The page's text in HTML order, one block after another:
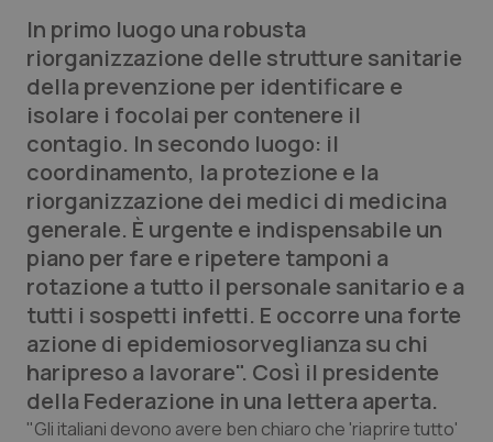
Lettere al direttore
Edizioni Regionali
QS Pro
Professionisti Sanitari.AI
Abruzzo
Basilicata
Calabria
Campania
QS Pro Gold
Artrite & artrosi
Asma & BPCO
Car-T
QS Club Newsletter
In primo luogo una robusta
riorganizzazione delle strutture sanitarie
della prevenzione per identificare e
isolare i focolai per contenere il
contagio. In secondo luogo: il
coordinamento, la protezione e la
riorganizzazione dei medici di medicina
generale. È urgente e indispensabile un
piano per fare e ripetere tamponi a
rotazione a tutto il personale sanitario e a
tutti i sospetti infetti. E occorre una forte
azione di epidemiosorveglianza su chi
haripreso a lavorare". Così il presidente
della Federazione in una lettera aperta.
"Gli italiani devono avere ben chiaro che 'riaprire tutto'